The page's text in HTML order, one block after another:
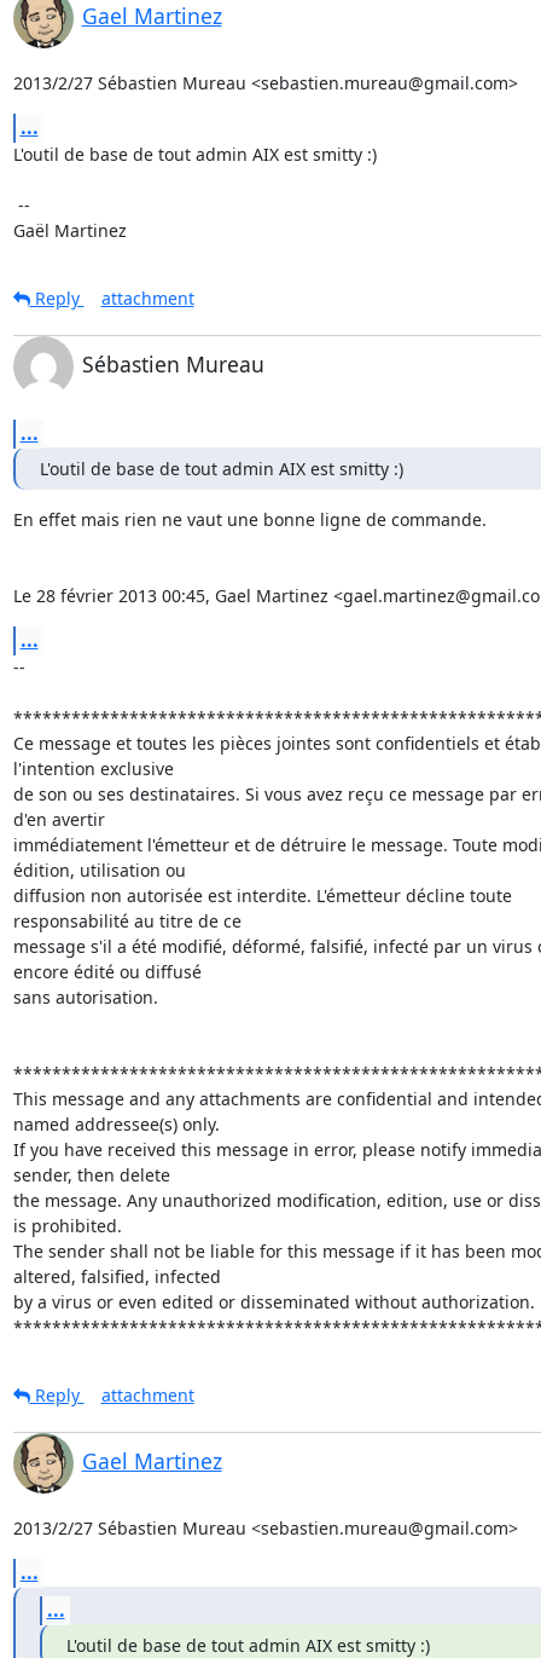
Gael Martinez
2013/2/27 Sébastien Mureau <sebastien.mureau@gmail.com>
...
L'outil de base de tout admin AIX est smitty :)
Gaël Martinez
Reply attachment
Sébastien Mureau
...
L'outil de base de tout admin AIX est smitty :)
En effet mais rien ne vaut une bonne ligne de commande.
Le 28 février 2013 00:45, Gael Martinez
...
--
Ce message et toutes les pièces jointes sont confidentiels et
l'intention exclusive
de son ou ses destinataires. Si vous avez reçu ce message par
d'en avertir
immédiatement l'émetteur et de détruire le message. Toute
édition, utilisation ou
diffusion non autorisée est interdite. L'émetteur décline toute
responsabilité au titre de ce
message s'il a été modifié, déformé, falsifié, infecté par un virus
encore édité ou diffusé
sans autorisation.
This message and any attachments are confidential and
named addressee(s) only.
If you have received this message in error, please notify
sender, then delete
the message. Any unauthorized modification, edition, use or
is prohibited.
The sender shall not be liable for this message if it has been
altered, falsified, infected
by a virus or even edited or disseminated without authorization.
Reply attachment
Gael Martinez
2013/2/27 Sébastien Mureau <sebastien.mureau@gmail.com>
...
...
L'outil de base de tout admin AIX est smitty :)